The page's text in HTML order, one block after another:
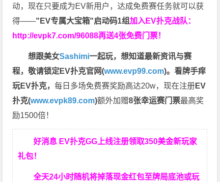
动，现在只要成为EV新用户，达成免费赛任务就可以获
得——"EV专属大宝箱"启动码1组加入EV扑克战队：
http://evpk7.com/96088再送4张免费门票！
想跟美女Sashimi一起玩，想知道最新资讯与赛
程，敬请锁定EV扑克官网(www.evp99.com)。看牌手痒
玩EV扑克，每日多场免费赛奖励高达20w，现在注册EV
扑克(www.evpk89.com)额外加赠8张幸运赛门票最高奖
励1500倍！
好消息 EV扑克GG上线注册领取350美金新玩家
礼包！
全天24小时随机将掉落现金红包至牌局底池或玩